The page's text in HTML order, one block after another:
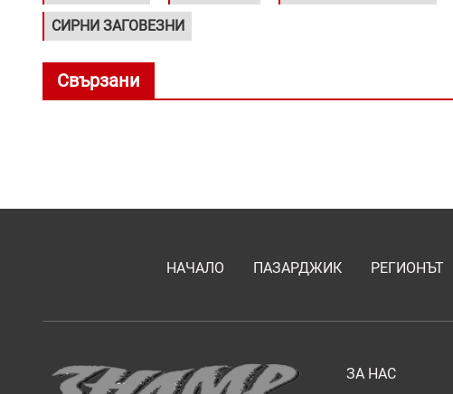
СИРНИ ЗАГОВЕЗНИ
Свързани
НАЧАЛО ПАЗАРДЖИК РЕГИОНЪТ
ЗА НАС